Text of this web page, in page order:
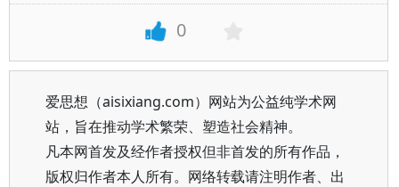
0
爱思想（aisixiang.com）网站为公益纯学术网
站，旨在推动学术繁荣、塑造社会精神。
凡本网首发及经作者授权但非首发的所有作品，
版权归作者本人所有。网络转载请注明作者、出